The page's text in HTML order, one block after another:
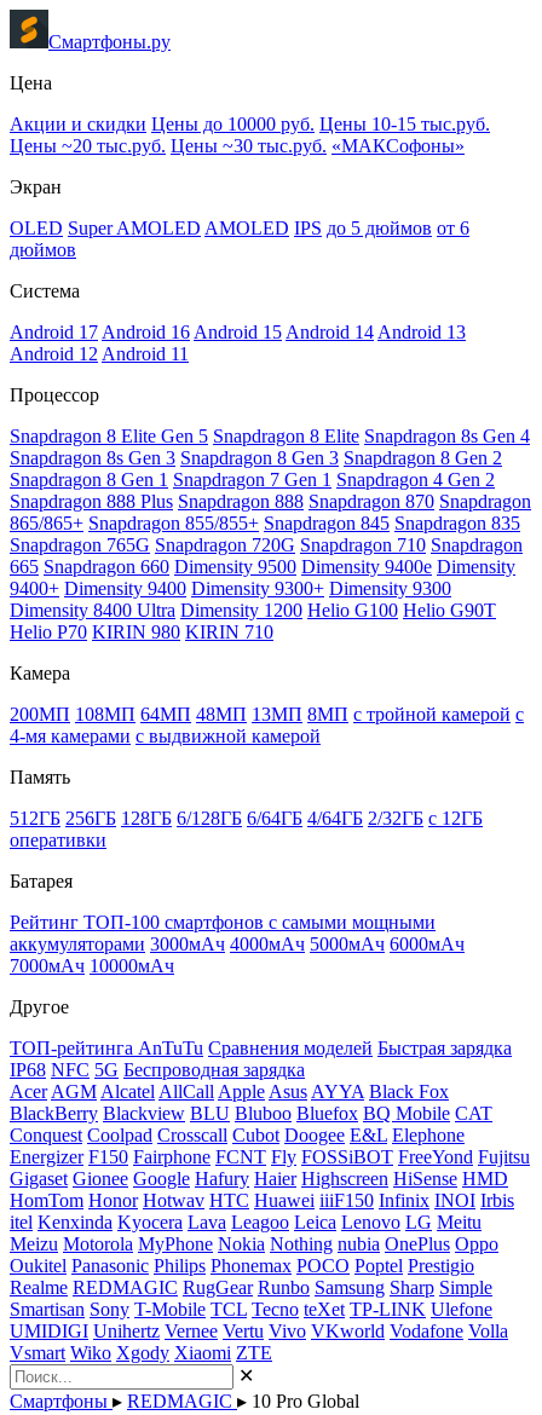
Смартфоны.ру
Цена
Акции и скидки Цены до 10000 руб. Цены 10-15 тыс.руб.
Цены ~20 тыс.руб. Цены ~30 тыс.руб. «МАКСофоны»
Экран
OLED Super AMOLED AMOLED IPS до 5 дюймов от 6
дюймов
Система
Android 17 Android 16 Android 15 Android 14 Android 13
Android 12 Android 11
Процессор
Snapdragon 8 Elite Gen 5 Snapdragon 8 Elite Snapdragon 8s Gen 4
Snapdragon 8s Gen 3 Snapdragon 8 Gen 3 Snapdragon 8 Gen 2
Snapdragon 8 Gen 1 Snapdragon 7 Gen 1 Snapdragon 4 Gen 2
Snapdragon 888 Plus Snapdragon 888 Snapdragon 870 Snapdragon
865/865+ Snapdragon 855/855+ Snapdragon 845 Snapdragon 835
Snapdragon 765G Snapdragon 720G Snapdragon 710 Snapdragon
665 Snapdragon 660 Dimensity 9500 Dimensity 9400e Dimensity
9400+ Dimensity 9400 Dimensity 9300+ Dimensity 9300
Dimensity 8400 Ultra Dimensity 1200 Helio G100 Helio G90T
Helio P70 KIRIN 980 KIRIN 710
Камера
200МП 108МП 64МП 48МП 13МП 8МП с тройной камерой с
4-мя камерами с выдвижной камерой
Память
512ГБ 256ГБ 128ГБ 6/128ГБ 6/64ГБ 4/64ГБ 2/32ГБ с 12ГБ
оперативки
Батарея
Рейтинг ТОП-100 смартфонов с самыми мощными
аккумуляторами 3000мАч 4000мАч 5000мАч 6000мАч
7000мАч 10000мАч
Другое
ТОП-рейтинга AnTuTu Сравнения моделей Быстрая зарядка
IP68 NFC 5G Беспроводная зарядка
Acer AGM Alcatel AllCall Apple Asus AYYA Black Fox
BlackBerry Blackview BLU Bluboo Bluefox BQ Mobile CAT
Conquest Coolpad Crosscall Cubot Doogee E&L Elephone
Energizer F150 Fairphone FCNT Fly FOSSiBOT FreeYond Fujitsu
Gigaset Gionee Google Hafury Haier Highscreen HiSense HMD
HomTom Honor Hotwav HTC Huawei iiiF150 Infinix INOI Irbis
itel Kenxinda Kyocera Lava Leagoo Leica Lenovo LG Meitu
Meizu Motorola MyPhone Nokia Nothing nubia OnePlus Oppo
Oukitel Panasonic Philips Phonemax POCO Poptel Prestigio
Realme REDMAGIC RugGear Runbo Samsung Sharp Simple
Smartisan Sony T-Mobile TCL Tecno teXet TP-LINK Ulefone
UMIDIGI Unihertz Vernee Vertu Vivo VKworld Vodafone Volla
Vsmart Wiko Xgody Xiaomi ZTE
✕
Смартфоны ▸ REDMAGIC ▸ 10 Pro Global